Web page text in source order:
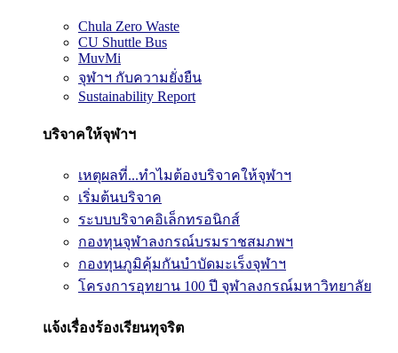
Chula Zero Waste
CU Shuttle Bus
MuvMi
จุฬาฯ กับความยั่งยืน
Sustainability Report
บริจาคให้จุฬาฯ
เหตุผลที่...ทำไมต้องบริจาคให้จุฬาฯ
เริ่มต้นบริจาค
ระบบบริจาคอิเล็กทรอนิกส์
กองทุนจุฬาลงกรณ์บรมราชสมภพฯ
กองทุนภูมิคุ้มกันบำบัดมะเร็งจุฬาฯ
โครงการอุทยาน 100 ปี จุฬาลงกรณ์มหาวิทยาลัย
แจ้งเรื่องร้องเรียนทุจริต